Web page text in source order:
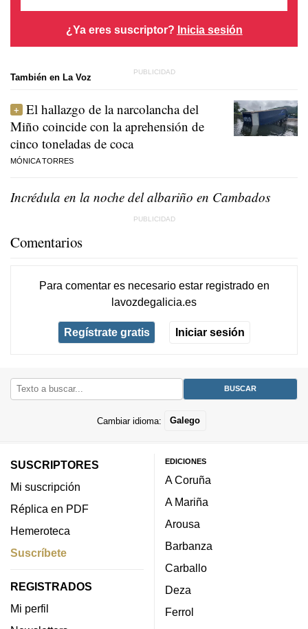
¿Ya eres suscriptor? Inicia sesión
También en La Voz
El hallazgo de la narcolancha del
Miño coincide con la aprehensión de
cinco toneladas de coca
MÓNICA TORRES
Incrédula en la noche del albariño en Cambados
Comentarios
Para comentar es necesario estar registradoen
lavozdegalicia.es
Regístrate gratis Iniciar sesión
Cambiar idioma: Galego
SUSCRIPTORES
Mi suscripción
Réplica en PDF
Hemeroteca
Suscríbete
REGISTRADOS
Mi perfil
EDICIONES
A Coruña
A Mariña
Arousa
Barbanza
Carballo
Deza
Ferrol